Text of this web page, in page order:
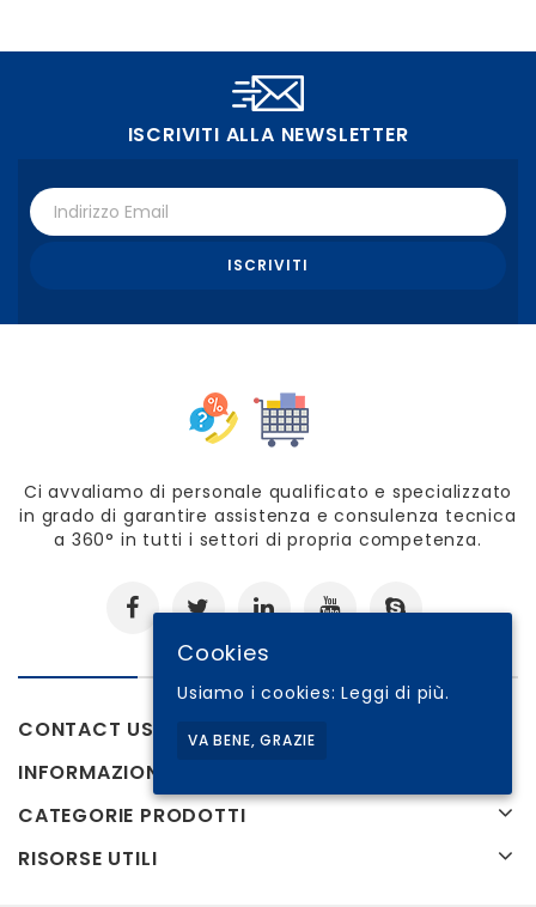
ISCRIVITI ALLA NEWSLETTER
Ci avvaliamo di personale qualificato e specializzato
in grado di garantire assistenza e consulenza tecnica
a 360° in tutti i settori di propria competenza.
CONTACT US
INFORMAZIONI
CATEGORIE PRODOTTI
RISORSE UTILI
Cookies
Usiamo i cookies:Leggi di più.
VA BENE, GRAZIE